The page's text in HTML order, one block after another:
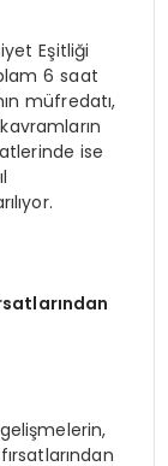
Eşitliği
6 saat
müfredatı,
ise